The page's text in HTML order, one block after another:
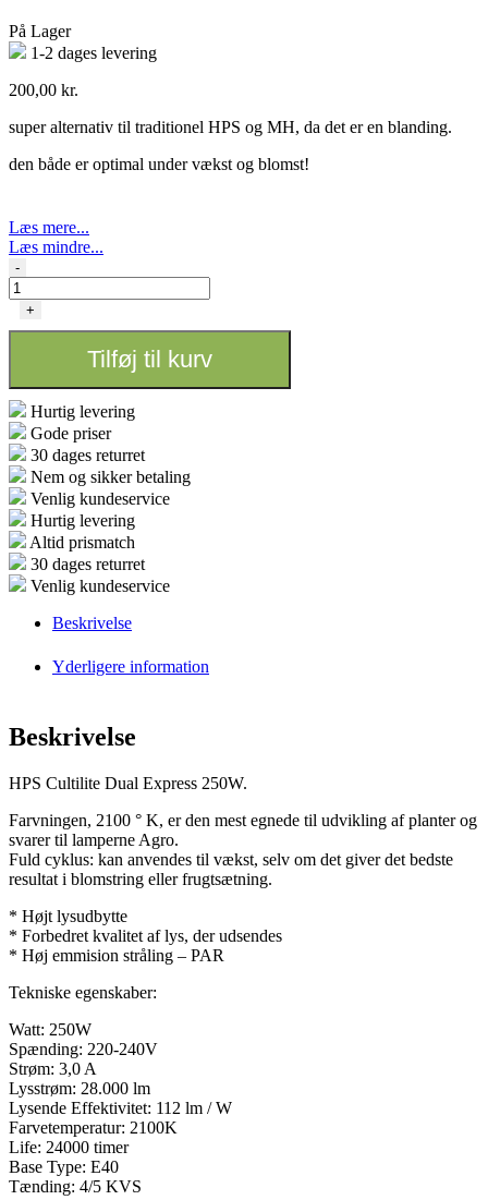
På Lager
1-2 dages levering
200,00 kr.
super alternativ til traditionel HPS og MH, da det er en blanding.
den både er optimal under vækst og blomst!
Læs mere...
Læs mindre...
CULTILITE
HPS
250
W
antal
-
+
Tilføj til kurv
Hurtig levering
Gode priser
30 dages returret
Nem og sikker betaling
Venlig kundeservice
Hurtig levering
Altid prismatch
30 dages returret
Venlig kundeservice
Beskrivelse
Yderligere information
Beskrivelse
HPS Cultilite Dual Express 250W.
Farvningen, 2100 ° K, er den mest egnede til udvikling af planter og
svarer til lamperne Agro.
Fuld cyklus: kan anvendes til vækst, selv om det giver det bedste
resultat i blomstring eller frugtsætning.
* Højt lysudbytte
* Forbedret kvalitet af lys, der udsendes
* Høj emmision stråling – PAR
Tekniske egenskaber:
Watt: 250W
Spænding: 220-240V
Strøm: 3,0 A
Lysstrøm: 28.000 lm
Lysende Effektivitet: 112 lm / W
Farvetemperatur: 2100K
Life: 24000 timer
Base Type: E40
Tænding: 4/5 KVS